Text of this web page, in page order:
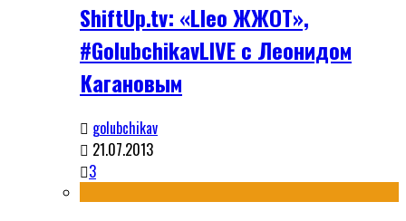
ShiftUp.tv: «Lleo ЖЖОТ»,
#GolubchikavLIVE с Леонидом
Кагановым
golubchikav
21.07.2013
3